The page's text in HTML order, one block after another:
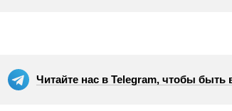
Читайте нас в Telegram, чтобы быть